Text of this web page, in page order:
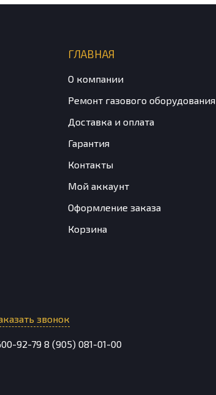
ГЛАВНАЯ
О компании
Ремонт газового оборудования
Доставка и оплата
Гарантия
Контакты
Мой аккаунт
Оформление заказа
Корзина
звонок
92-79 8 (905) 081-01-00